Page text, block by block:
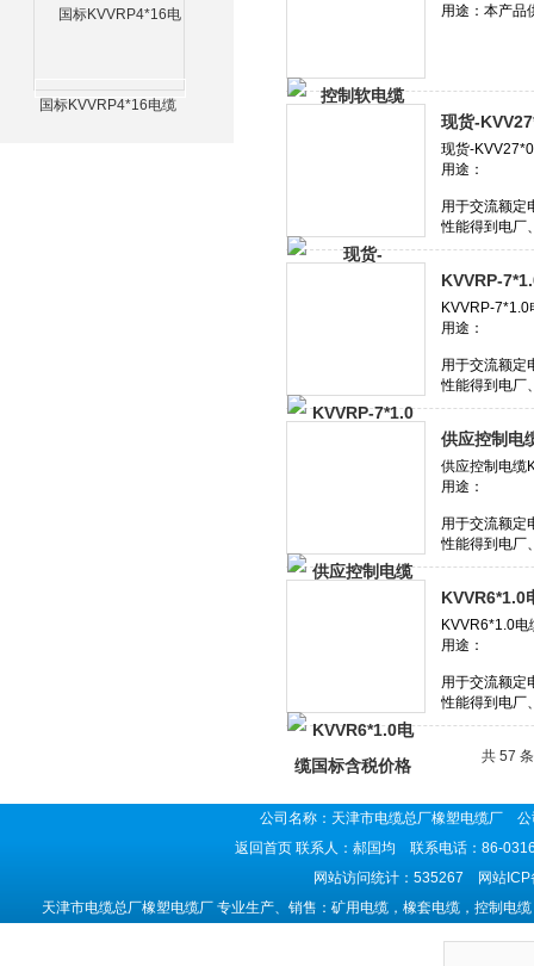
国标KVVRP4*16电缆
现货-
KVVRP-
供应控制电
KVVR6*1.0
共 57
公司名称：天津市电缆总厂橡塑电缆厂
返回首页联系人：郝国均 联系电话：86-
网站访问统计：535267 网站ICP
天津市电缆总厂橡塑电缆厂 专业生产、销售：矿用电缆，橡套电缆，控制电